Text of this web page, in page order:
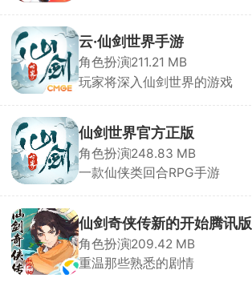
云·仙剑世界手游
角色扮演211.21 MB
玩家将深入仙剑世界的游戏
仙剑世界官方正版
角色扮演248.83 MB
一款仙侠类回合RPG手游
仙剑奇侠传新的开始腾讯版
角色扮演209.42 MB
重温那些熟悉的剧情